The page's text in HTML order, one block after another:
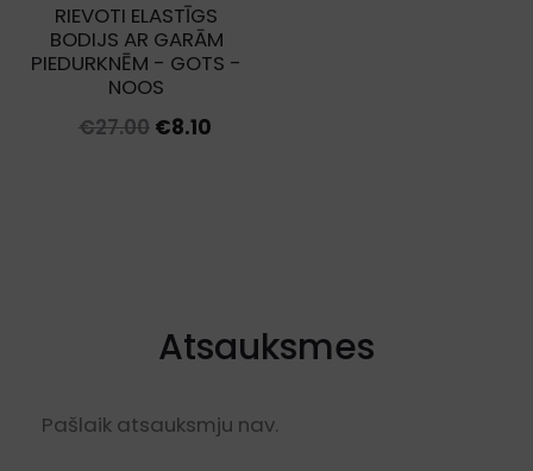
RIEVOTI ELASTĪGS
BODIJS AR GARĀM
PIEDURKNĒM - GOTS -
NOOS
€27.00 Original
€8.10
Atsauksmes
Pašlaik atsauksmju nav.